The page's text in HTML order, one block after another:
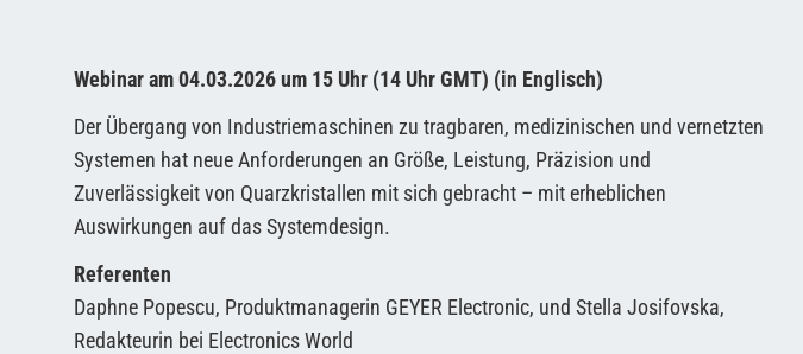
Webinar am 04.03.2026 um 15 Uhr (14 Uhr GMT) (in Englisch)
Der Übergang von Industriemaschinen zu tragbaren, medizinischen und vernetzten
Systemen hat neue Anforderungen an Größe, Leistung, Präzision und
Zuverlässigkeit von Quarzkristallen mit sich gebracht – mit erheblichen
Auswirkungen auf das Systemdesign.
Referenten
Daphne Popescu, Produktmanagerin GEYER Electronic, und Stella Josifovska,
Redakteurin bei Electronics World